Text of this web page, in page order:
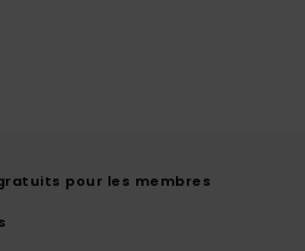
pour les membres